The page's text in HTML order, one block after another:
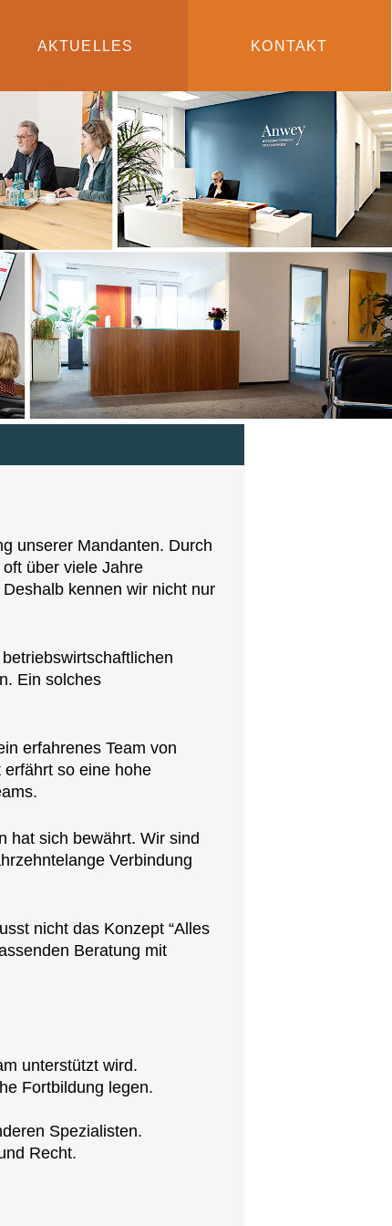
AKTUELLES KONTAKT
unserer Mandanten. Durch
über viele Jahre
kennen wir nicht nur
Ein solches
erfahrenes Team von
so eine hohe
hat sich bewährt. Wir sind
Verbindung
nicht das Konzept “Alles
Beratung mit
unterstützt wird.
Fortbildung legen.
Spezialisten.
Recht.